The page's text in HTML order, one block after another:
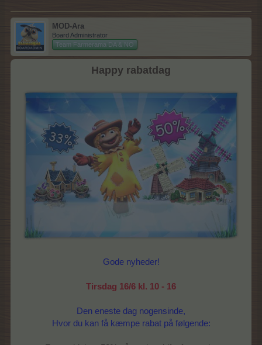
MOD-Ara
Board Administrator
Team Farmerama DA & NO
Happy rabatdag
Gode nyheder!
Tirsdag 16/6 kl. 10 - 16
Den eneste dag nogensinde,
Hvor du kan få kæmpe rabat på følgende: